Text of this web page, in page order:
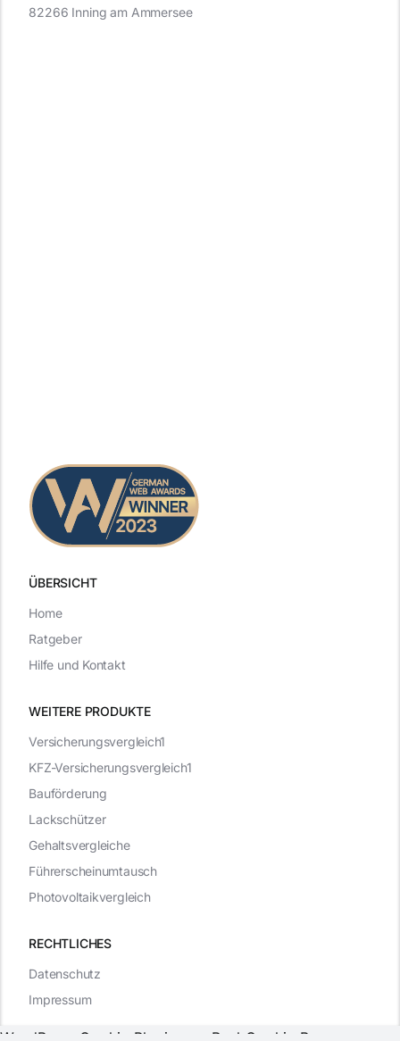
ÜBERSICHT
WEITERE PRODUKTE
RECHTLICHES
82266 Inning am Ammersee
Datenschutz
Impressum
Versicherungsvergleich1
KFZ-Versicherungsvergleich1
Bauförderung
Lackschützer
Gehaltsvergleiche
Führerscheinumtausch
Photovoltaikvergleich
Home
Ratgeber
Hilfe und Kontakt
WordPress Cookie Plugin von Real Cookie Banner